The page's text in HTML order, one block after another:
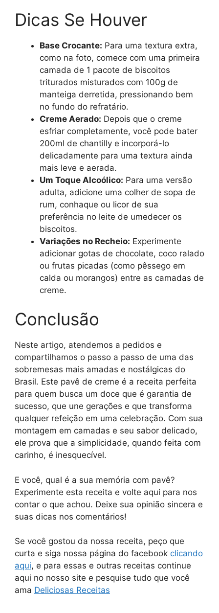
Dicas Se Houver
Base Crocante: Para uma textura extra,
como na foto, comece com uma primeira
camada de 1 pacote de biscoitos
triturados misturados com 100g de
manteiga derretida, pressionando bem
no fundo do refratário.
Creme Aerado: Depois que o creme
esfriar completamente, você pode bater
200ml de chantilly e incorporá-lo
delicadamente para uma textura ainda
mais leve e aerada.
Um Toque Alcoólico: Para uma versão
adulta, adicione uma colher de sopa de
rum, conhaque ou licor de sua
preferência no leite de umedecer os
biscoitos.
Variações no Recheio: Experimente
adicionar gotas de chocolate, coco ralado
ou frutas picadas (como pêssego em
calda ou morangos) entre as camadas de
creme.
Conclusão
Neste artigo, atendemos a pedidos e
compartilhamos o passo a passo de uma das
sobremesas mais amadas e nostálgicas do
Brasil. Este pavê de creme é a receita perfeita
para quem busca um doce que é garantia de
sucesso, que une gerações e que transforma
qualquer refeição em uma celebração. Com sua
montagem em camadas e seu sabor delicado,
ele prova que a simplicidade, quando feita com
carinho, é inesquecível.
E você, qual é a sua memória com pavê?
Experimente esta receita e volte aqui para nos
contar o que achou. Deixe sua opinião sincera e
suas dicas nos comentários!
Se você gostou da nossa receita, peço que
curta e siga nossa página do facebook clicando
aqui, e para essas e outras receitas continue
aqui no nosso site e pesquise tudo que você
ama Deliciosas Receitas